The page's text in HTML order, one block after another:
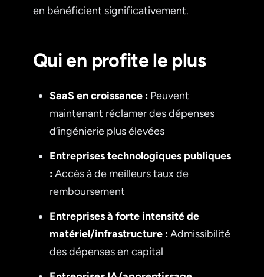
en bénéficient significativement.
Qui en profite le plus
SaaS en croissance : Peuvent
maintenant réclamer des dépenses
d’ingénierie plus élevées
Entreprises technologiques publiques
:Accès à de meilleurs taux de
remboursement
Entreprises à forte intensité de
matériel/infrastructure :Admissibilité
des dépenses en capital